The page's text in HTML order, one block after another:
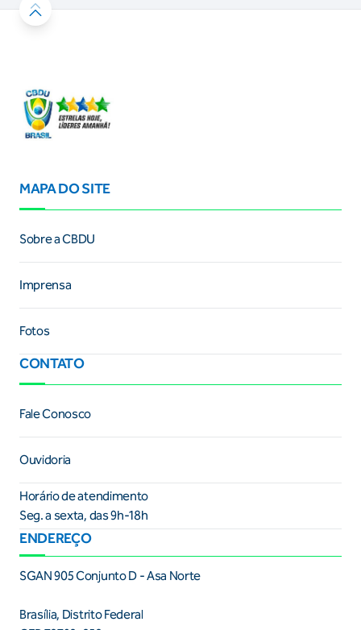
MAPA DO SITE
Sobre a CBDU
Imprensa
Fotos
CONTATO
Fale Conosco
Ouvidoria
Horário de atendimento
Seg. a sexta, das 9h-18h
ENDEREÇO
SGAN 905 Conjunto D - Asa Norte
Brasília, Distrito Federal